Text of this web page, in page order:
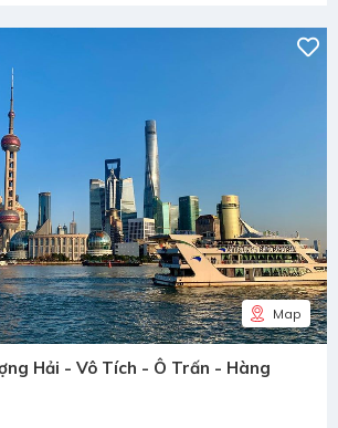
Map
Hải - Vô Tích - Ô Trấn - Hàng